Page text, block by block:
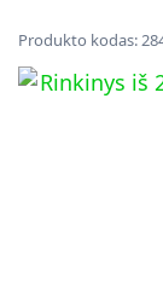
Produkto kodas: